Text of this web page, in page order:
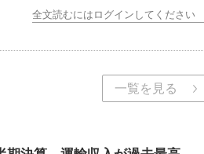
全文読むにはログインしてください
一覧を見る